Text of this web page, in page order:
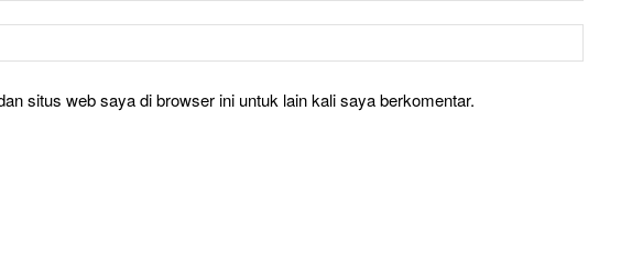
situs web saya di browser ini untuk lain kali saya berkomentar.